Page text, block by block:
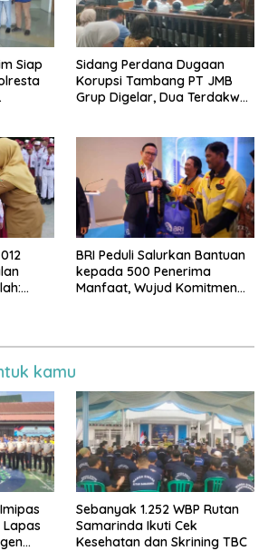
Siap
Sidang Perdana Dugaan
Korupsi Tambang PT JMB
Grup Digelar, Dua Terdakwa
BRI Peduli Salurkan Bantuan
kepada 500 Penerima
Manfaat, Wujud Komitmen
kamu
Lapas
Sebanyak 1.252 WBP Rutan
Samarinda Ikuti Cek
Kesehatan dan Skrining TBC